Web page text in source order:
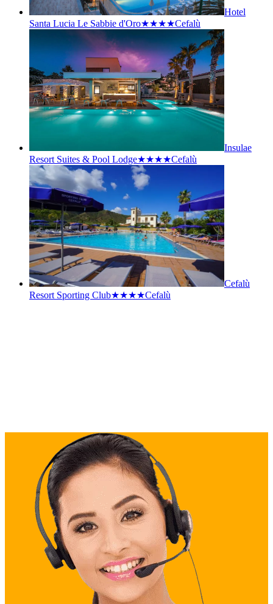
Hotel
Santa Lucia Le Sabbie d'Oro★★★★Cefalù
Insulae
Resort Suites & Pool Lodge★★★★Cefalù
Cefalù
Resort Sporting Club★★★★Cefalù